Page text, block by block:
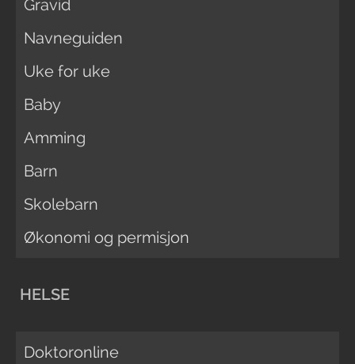
Gravid
Navneguiden
Uke for uke
Baby
Amming
Barn
Skolebarn
Økonomi og permisjon
HELSE
Doktoronline